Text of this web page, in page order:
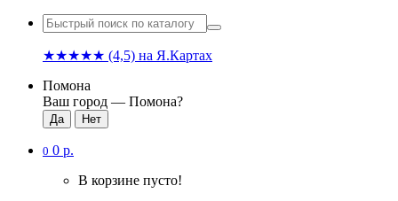
★★★★★ (4,5) на Я.Картах
Помона
Ваш город — Помона?
0 0 р.
В корзине пусто!